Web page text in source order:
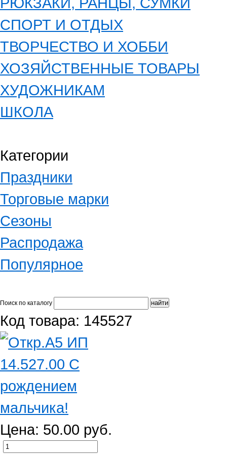
СПОРТ И ОТДЫХ
ТВОРЧЕСТВО И ХОББИ
ХОЗЯЙСТВЕННЫЕ ТОВАРЫ
ХУДОЖНИКАМ
ШКОЛА
Категории
Праздники
Торговые марки
Сезоны
Распродажа
Популярное
Поиск по каталогу
Код товара: 145527
Цена: 50.00 руб.